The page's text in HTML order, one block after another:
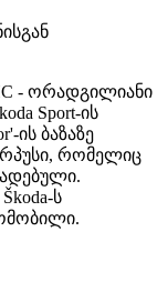
- ორადგილიანი
Sport-ის
ის ბაზაზე
რომელიც
ს